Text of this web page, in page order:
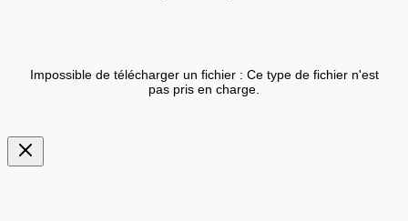
Impossible de télécharger un fichier : Ce type de fichier n'est
pas pris en charge.